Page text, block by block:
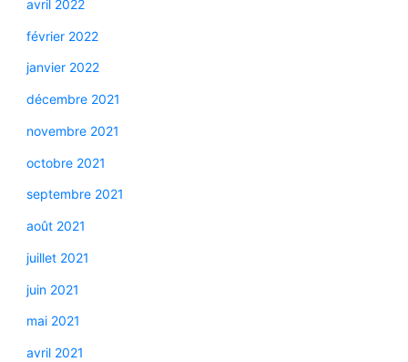
avril 2022
février 2022
janvier 2022
décembre 2021
novembre 2021
octobre 2021
septembre 2021
août 2021
juillet 2021
juin 2021
mai 2021
avril 2021